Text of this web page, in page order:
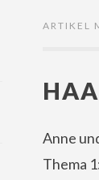
ARTIKEL
Anne
Thema